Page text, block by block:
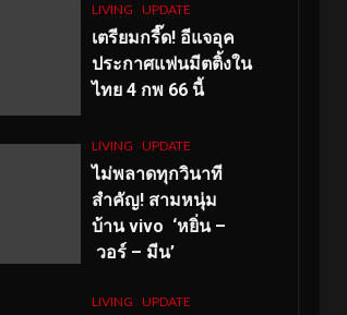
LIVING UPDATE
เตรียมกรี๊ด! อีแจอุค
ประกาศแฟนมีตติ้งใน
ไทย 4 กพ 66 นี้
LIVING UPDATE
ไม่พลาดทุกวินาที
สำคัญ! สามหนุ่ม
บ้าน vivo ‘หยิ่น –
วอร์ – มีน’
LIVING UPDATE